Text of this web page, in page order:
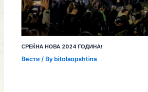
СРЕЌНА НОВА 2024 ГОДИНА!
Вести / By bitolaopshtina